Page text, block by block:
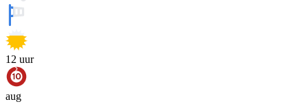
12 uur
aug